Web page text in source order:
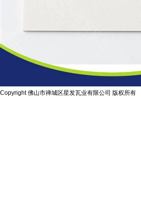
Copyright 佛山市禅城区星发瓦业有限公司 版权所有